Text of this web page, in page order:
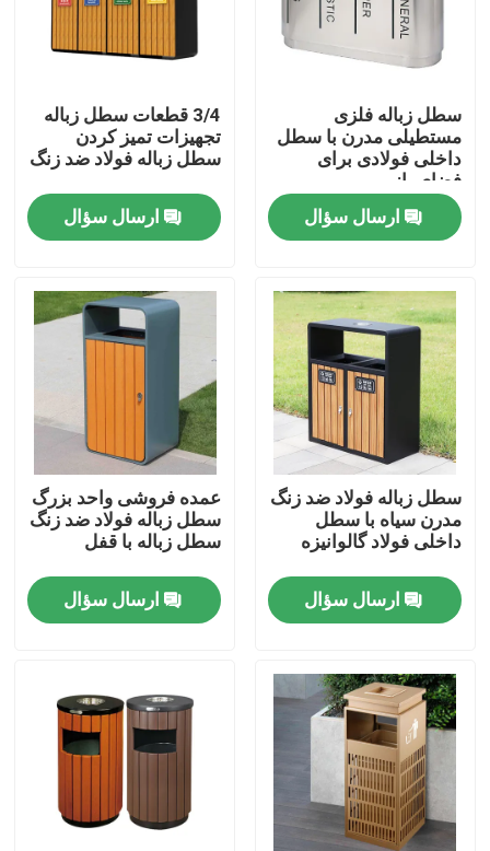
صفحه اصلی
درباره ما
تور کارخانه
کنترل کیفیت
درخواست نقل قول
فلزکاری تزئینی
مجسمه فلزی تزئینی
سطل زباله فلزی
مستطیلی مدرن با سطل
داخلی فولادی برای
فضای باز
ارسال سؤال
3/4 قطعات سطل زباله
تجهیزات تمیز کردن
سطل زباله فولاد ضد زنگ
ارسال سؤال
سطل زباله فولاد ضد زنگ
مدرن سیاه با سطل
داخلی فولاد گالوانیزه
ارسال سؤال
عمده فروشی واحد بزرگ
سطل زباله فولاد ضد زنگ
سطل زباله با قفل
ارسال سؤال